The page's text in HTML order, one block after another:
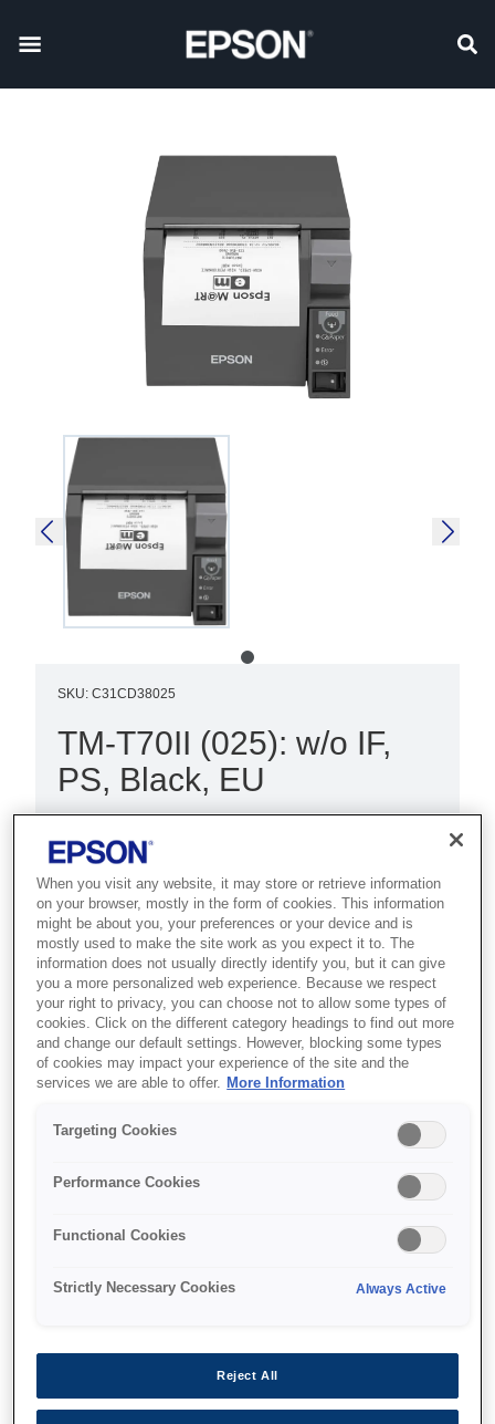
SKU: C31CD38025
TM-T70II (025): w/o IF,
PS, Black, EU
that need a compact, front-loading
thermal receipt printer.
Thermal POS printer
Up to 250mm per second
Front loading paper feed
Front operation
When you visit any website, it may store or retrieve information
on your browser, mostly in the form of cookies. This information
might be about you, your preferences or your device and is
mostly used to make the site work as you expect it to. The
information does not usually directly identify you, but it can give
you a more personalized web experience. Because we respect
your right to privacy, you can choose not to allow some types of
cookies. Click on the different category headings to find out more
and change our default settings. However, blocking some types
of cookies may impact your experience of the site and the
services we are able to offer. More Information
Targeting Cookies
Performance Cookies
Functional Cookies
Strictly Necessary Cookies Always Active
Reject All